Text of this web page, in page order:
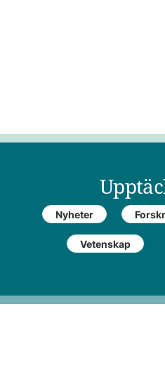
Nyheter
Vetenskap